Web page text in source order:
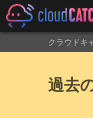
クラウドキ
過去